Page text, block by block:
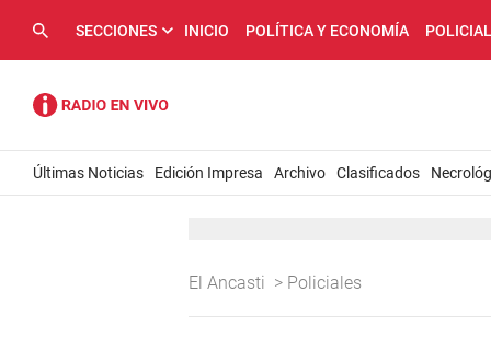
SECCIONES INICIO POLÍTICA Y ECONOMÍA
Últimas Noticias Edición Impresa Archivo Clasificados
El Ancasti > Policiales